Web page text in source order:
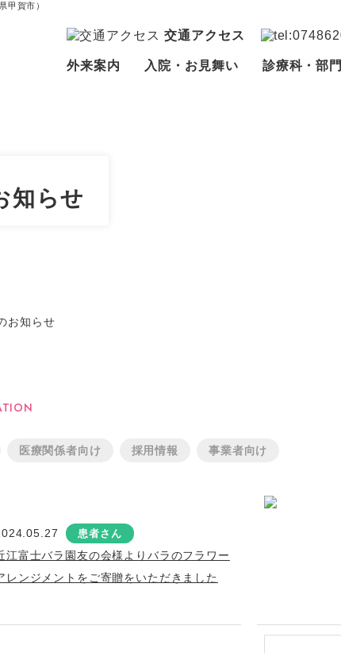
甲賀市）
交通アクセス
外来案内 入院・お見舞い 診療科・部門
知らせ
お知らせ
医療関係者向け 採用情報 事業者向け
患者さん
江富士バラ園友の会様よりバラのフラワー
レンジメントをご寄贈をいただきました